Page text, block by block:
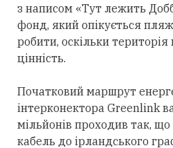
з написом «Тут лежить
фонд, який опікується
робити, оскільки територія
цінність.
Початковий маршрут
інтерконектора Greenlink
мільйонів проходив так,
кабель до ірландського